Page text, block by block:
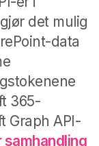
det mulig
data
365-
Graph API-